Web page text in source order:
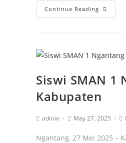
Continue Reading
Siswi SMAN 1
Kabupaten
admin May 27, 2025
Ngantang, 27 Mei 2025 –